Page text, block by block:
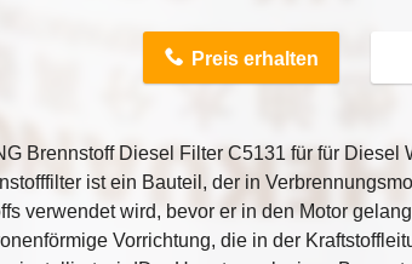
Preis erhalten
Brennstoff Diesel Filter C5131 für für Diesel
ist ein Bauteil, der in
verwendet wird, bevor er in den Motor
Vorrichtung, die in der